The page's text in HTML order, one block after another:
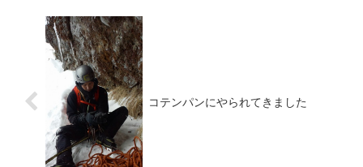
コテンパンにやられてきました